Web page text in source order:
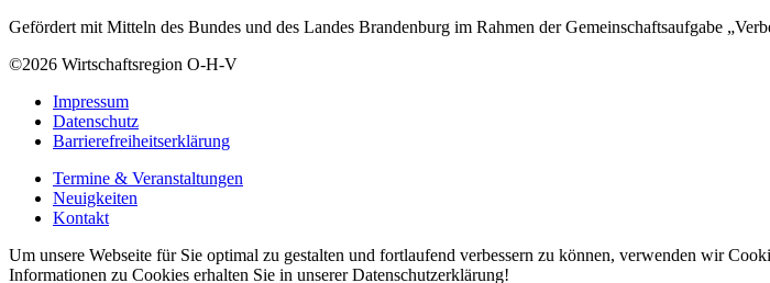
Gefördert mit Mitteln des Bundes und des Landes Brandenburg im Rahmen der Gemeinschaftsaufgabe
©2026 Wirtschaftsregion O-H-V
Impressum
Datenschutz
Barrierefreiheitserklärung
Termine & Veranstaltungen
Neuigkeiten
Kontakt
Um unsere Webseite für Sie optimal zu gestalten und fortlaufend verbessern zu können, verwenden wir
Informationen zu Cookies erhalten Sie in unserer Datenschutzerklärung!